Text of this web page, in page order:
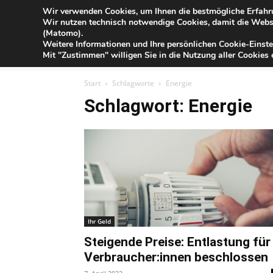
Blog
der
Sparkasse
IHR
Start Schlagworte Energie
Schlagwort: Energie
Ihr Geld
Steigende Preise: Entlastung für
Verbraucher:innen beschlossen
Wir verwenden Cookies, um Ihnen die bestmögliche
Wir nutzen technisch notwendige Cookies, damit die
(Matomo).
Weitere Informationen und Ihre persönlichen Cookie-
Mit "Zustimmen" willigen Sie in die Nutzung aller Cookies